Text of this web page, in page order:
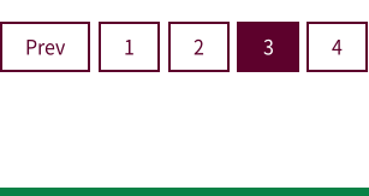
Prev 1 2 3 4